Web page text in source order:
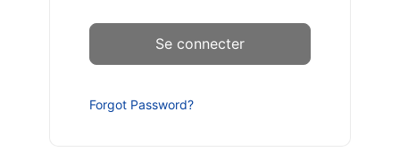
Forgot Password?